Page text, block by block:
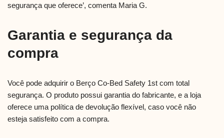
segurança que oferece’, comenta Maria G.
Garantia e segurança da
compra
Você pode adquirir o Berço Co-Bed Safety 1st com total
segurança. O produto possui garantia do fabricante, e a loja
oferece uma política de devolução flexível, caso você não
esteja satisfeito com a compra.